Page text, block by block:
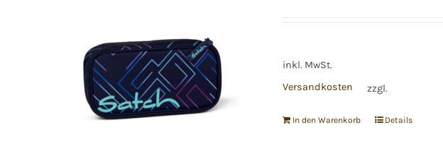
inkl. MwSt.
zzgl.
Versandkosten
In den Warenkorb Details